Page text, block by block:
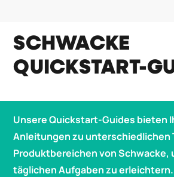
SCHWACKE
QUICKSTART-
Unsere Quickstart-Guides bieten
Anleitungen zu unterschiedlichen
Produktbereichen von Schwacke,
täglichen Aufgaben zu erleichtern.